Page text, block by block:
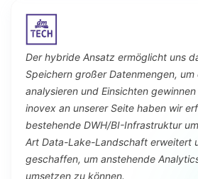
Der hybride Ansatz ermöglicht uns
Speichern großer Datenmengen, um
analysieren und Einsichten
inovex an unserer Seite haben wir
bestehende DWH/BI-Infrastruktur
Art Data-Lake-Landschaft erweitert
geschaffen, um anstehende
umsetzen zu können.